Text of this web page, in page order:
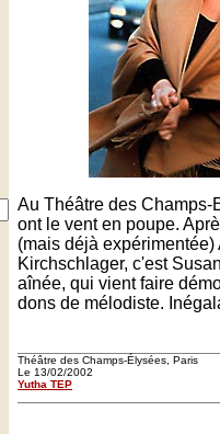
Au Théâtre des Champs-
ont le vent en poupe.
(mais déjà expérimentée)
Kirchschlager, c'est
aînée, qui vient faire
dons de mélodiste.
Théâtre des Champs-Élysées, Paris
Le 13/02/2002
Yutha TEP